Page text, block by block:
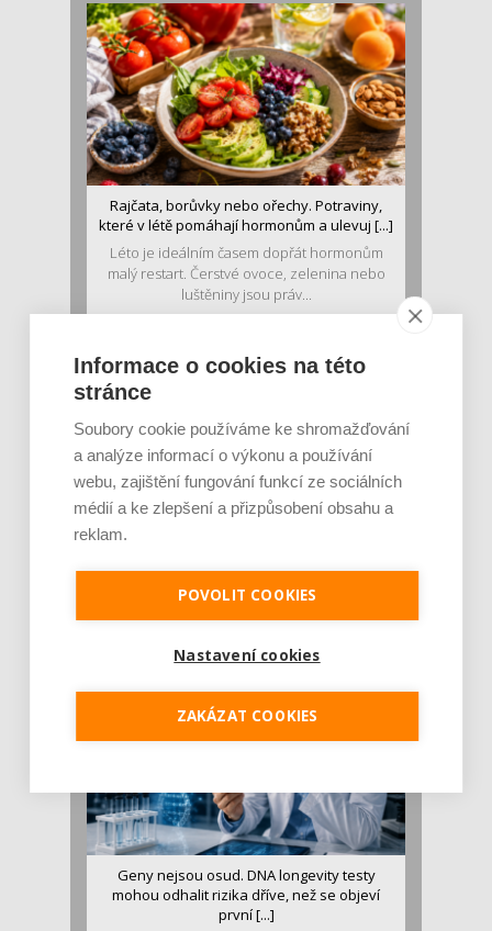
Rajčata, borůvky nebo ořechy. Potraviny,
které v létě pomáhají hormonům a ulevuj [...]
Léto je ideálním časem dopřát hormonům
malý restart. Čerstvé ovoce, zelenina nebo
luštěniny jsou práv...
Je jen pro sportovce, přiberu po něm a ve
Pojem protein již nějakou dobu rezonuje
Geny nejsou osud. DNA longevity testy
mohou odhalit rizika dříve, než se objeví
první [...]
Informace o cookies na této
stránce
Soubory cookie používáme ke shromažďování
a analýze informací o výkonu a používání
webu, zajištění fungování funkcí ze sociálních
médií a ke zlepšení a přizpůsobení obsahu a
reklam.
POVOLIT COOKIES
Nastavení cookies
ZAKÁZAT COOKIES